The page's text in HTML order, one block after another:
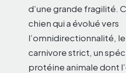
d’une grande fragilité.
chien qui a évolué vers
l’omnidirectionnalité,
carnivore strict, un
protéine animale dont